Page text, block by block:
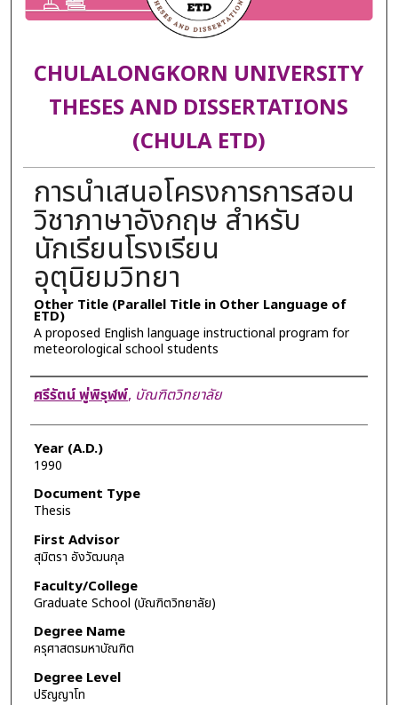
CHULALONGKORN UNIVERSITY
THESES AND DISSERTATIONS
(CHULA ETD)
การนำเสนอโครงการการสอน
วิชาภาษาอังกฤษ สำหรับ
นักเรียนโรงเรียน
อุตุนิยมวิทยา
Other Title (Parallel Title in Other Language of
ETD)
A proposed English language instructional program for
meteorological school students
Author
ศรีรัตน์ พู่พิรุฬพ์, บัณฑิตวิทยาลัย
Year (A.D.)
1990
Document Type
Thesis
First Advisor
สุมิตรา อังวัฒนกุล
Faculty/College
Graduate School (บัณฑิตวิทยาลัย)
Degree Name
ครุศาสตรมหาบัณฑิต
Degree Level
ปริญญาโท